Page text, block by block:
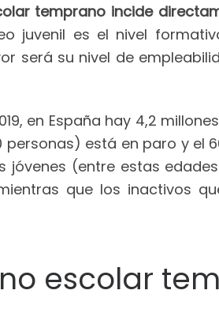
temprano incide
juvenil es el nivel
será su nivel de
en España hay 4,2
personas) está en paro y
jóvenes (entre estas
que los inactivos
escolar